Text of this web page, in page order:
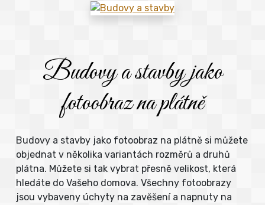
Budovy a stavby jako
fotoobraz na plátně
Budovy a stavby jako fotoobraz na plátně si můžete
objednat v několika variantách rozměrů a druhů
plátna. Můžete si tak vybrat přesně velikost, která
hledáte do Vašeho domova. Všechny fotoobrazy
jsou vybaveny úchyty na zavěšení a napnuty na